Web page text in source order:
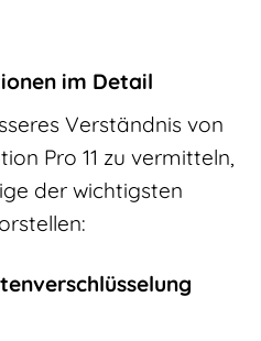
im Detail
Verständnis von
Pro 11 zu vermitteln,
der wichtigsten